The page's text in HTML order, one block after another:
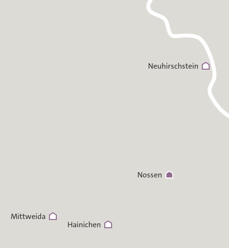
Nossen
Mittweida
Neuhirschstein
Hainichen